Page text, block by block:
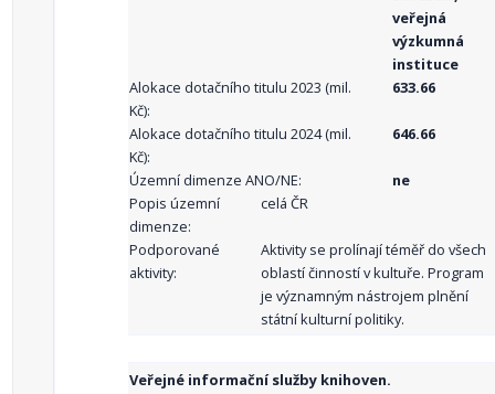
veřejná
výzkumná
instituce
Alokace dotačního titulu 2023 (mil.
Kč):
633.66
Alokace dotačního titulu 2024 (mil.
Kč):
646.66
Územní dimenze ANO/NE:
ne
Popis územní
dimenze:
celá ČR
Podporované
aktivity:
Aktivity se prolínají téměř do všech
oblastí činností v kultuře. Program
je významným nástrojem plnění
státní kulturní politiky.
Veřejné informační služby knihoven.